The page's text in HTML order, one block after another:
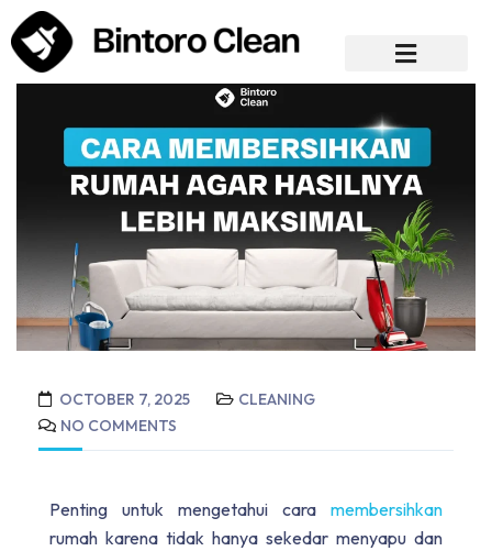
OCTOBER 7, 2025
CLEANING
NO COMMENTS
Penting untuk mengetahui cara membersihkan
rumah karena tidak hanya sekedar menyapu dan